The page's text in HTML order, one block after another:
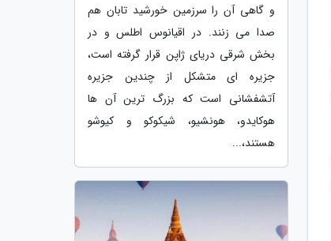
و گاهی آن را سرزمین خورشید تابان هم
صدا می زنند. در اقیانوس اطلس و در
بخش شرقی دریای ژاپن قرار گرفته است،
جزیره ای متشکل از چندین جزیره
آتشفشانی است که بزرگ ترین آن ها
هوکایدو، هونشیو، شیکوکو و کیوشو
هستند،...